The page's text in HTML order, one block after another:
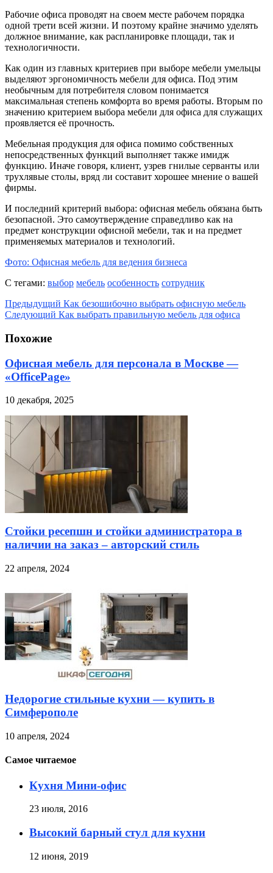
Рабочие офиса проводят на своем месте рабочем порядка
одной трети всей жизни. И поэтому крайне значимо уделять
должное внимание, как распланировке площади, так и
технологичности.
Как один из главных критериев при выборе мебели умельцы
выделяют эргономичность мебели для офиса. Под этим
необычным для потребителя словом понимается
максимальная степень комфорта во время работы. Вторым по
значению критерием выбора мебели для офиса для служащих
проявляется её прочность.
Мебельная продукция для офиса помимо собственных
непосредственных функций выполняет также имидж
функцию. Иначе говоря, клиент, узрев гнилые серванты или
трухлявые столы, вряд ли составит хорошее мнение о вашей
фирмы.
И последний критерий выбора: офисная мебель обязана быть
безопасной. Это самоутверждение справедливо как на
предмет конструкции офисной мебели, так и на предмет
применяемых материалов и технологий.
Фото: Офисная мебель для ведения бизнеса
С тегами: выбор мебель особенность сотрудник
Предыдущий Как безошибочно выбрать офисную мебель
Следующий Как выбрать правильную мебель для офиса
Похожие
Офисная мебель для персонала в Москве —
«OfficePage»
10 декабря, 2025
Стойки ресепшн и стойки администратора в
наличии на заказ – авторский стиль
22 апреля, 2024
Недорогие стильные кухни — купить в
Симферополе
10 апреля, 2024
Самое читаемое
Кухня Мини-офис
23 июля, 2016
Высокий барный стул для кухни
12 июня, 2019